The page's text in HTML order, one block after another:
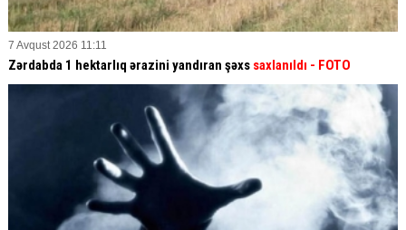
7 Avqust 2026 11:11
Zərdabda 1 hektarlıq ərazini yandıran şəxs saxlanıldı - FOTO